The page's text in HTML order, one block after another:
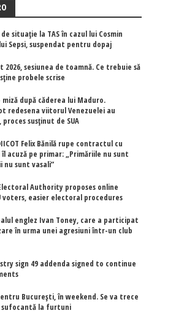
situație la TAS în cazul lui Cosmin
Sepsi, suspendat pentru dopaj
2026, sesiunea de toamnă. Ce trebuie să
probele scrise
miză după căderea lui Maduro.
redesena viitorul Venezuelei au
susținut de SUA
Felix Bănilă rupe contractul cu
acuză pe primar: „Primăriile nu sunt
nu sunt vasali”
Authority proposes online
easier electoral procedures
englez Ivan Toney, care a participat
în urma unei agresiuni într-un club
sign 49 addenda signed to continue
București, în weekend. Se va trece
sufocantă la furtuni